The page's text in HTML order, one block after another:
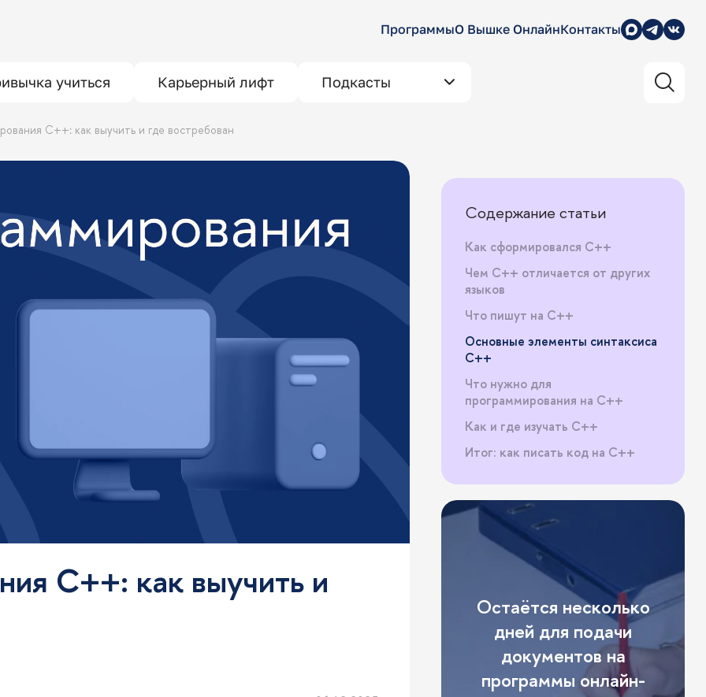
ПрограммыО Вышке ОнлайнКонтакты
учиться Карьерный лифт Подкасты
C++: как выучить и где востребован
C++: как выучить и
Содержание статьи
Как сформировался C++
Чем C++ отличается от других
языков
Что пишут на C++
Основные элементы синтаксиса
C++
Что нужно для
программирования на C++
Как и где изучать C++
Итог: как писать код на С++
Остаётся несколько
дней для подачи
документов на
программы онлайн-